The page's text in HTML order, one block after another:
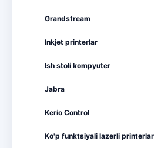
Grandstream
Inkjet printerlar
Ish stoli kompyuter
Jabra
Kerio Control
Ko'p funktsiyali lazerli printerlar